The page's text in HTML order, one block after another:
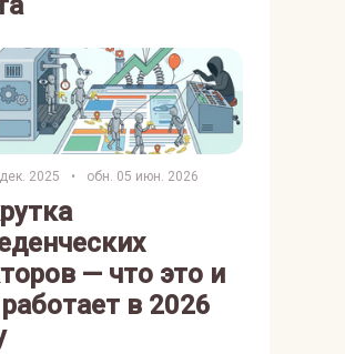
2025 • обн. 05 июн. 2026
— что это и
в 2026